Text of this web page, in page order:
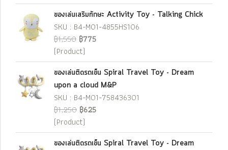
ของเล่นเสริมทักษะ Activity Toy - Talking Chick
SKU : B4-M01-4855HS106
฿1,550 ฿775
(Product)
ของเล่นติดรถเข็น Spiral Travel Toy - Dream
upon a cloud M&P
SKU : B4-M01-758436301
฿1,250 ฿625
(Product)
ของเล่นติดรถเข็น Spiral Travel Toy - Dream